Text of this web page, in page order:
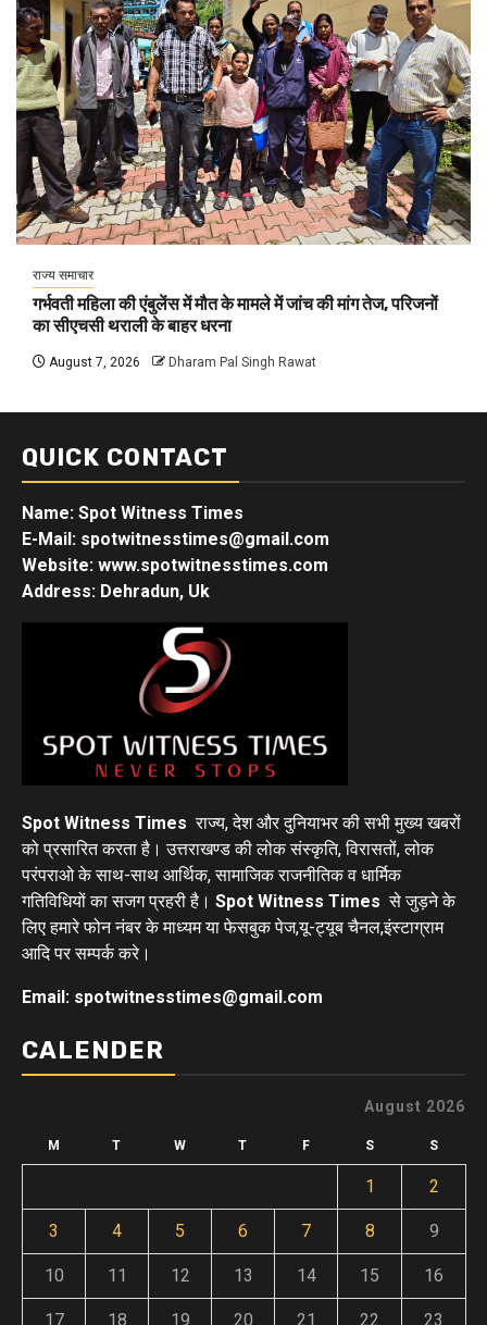
राज्य समाचार
गर्भवती महिला की एंबुलेंस में मौत के मामले में जांच की मांग तेज, परिजनों
का सीएचसी थराली के बाहर धरना
August 7, 2026 Dharam Pal Singh Rawat
QUICK CONTACT
Name: Spot Witness Times
E-Mail: spotwitnesstimes@gmail.com
Website: www.spotwitnesstimes.com
Address: Dehradun, Uk
Spot Witness Times राज्य, देश और दुनियाभर की सभी मुख्य खबरों
को प्रसारित करता है। उत्तराखण्ड की लोक संस्कृति, विरासतों, लोक
परंपराओ के साथ-साथ आर्थिक, सामाजिक राजनीतिक व धार्मिक
गतिविधियों का सजग प्रहरी है। Spot Witness Times से जुड़ने के
लिए हमारे फोन नंबर के माध्यम या फेसबुक पेज,यू-ट्यूब चैनल,इंस्टाग्राम
आदि पर सम्पर्क करे।
Email: spotwitnesstimes@gmail.com
CALENDER
August 2026
M T W T F S S
1 2
3 4 5 6 7 8 9
10 11 12 13 14 15 16
17 18 19 20 21 22 23